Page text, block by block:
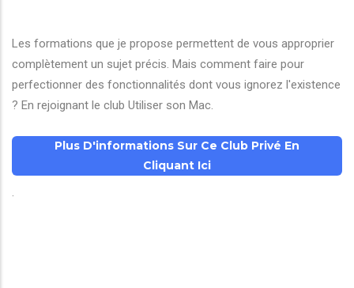
Les formations que je propose permettent de vous approprier
complètement un sujet précis. Mais comment faire pour
perfectionner des fonctionnalités dont vous ignorez l'existence
? En rejoignant le club Utiliser son Mac.
Plus D'informations Sur Ce Club Privé En
Cliquant Ici
.